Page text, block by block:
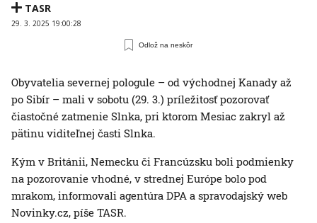
TASR
29. 3. 2025 19:00:28
Odlož na neskôr
Obyvatelia severnej pologule – od východnej Kanady až
po Sibír – mali v sobotu (29. 3.) príležitosť pozorovať
čiastočné zatmenie Slnka, pri ktorom Mesiac zakryl až
pätinu viditeľnej časti Slnka.
Kým v Británii, Nemecku či Francúzsku boli podmienky
na pozorovanie vhodné, v strednej Európe bolo pod
mrakom, informovali agentúra DPA a spravodajský web
Novinky.cz, píše TASR.